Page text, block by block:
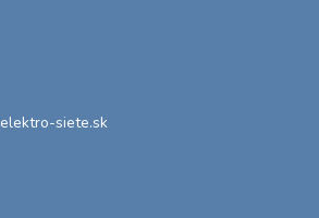
elektro-siete.sk